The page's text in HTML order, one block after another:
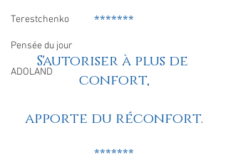
Terestchenko
Pensée du jour
ADOLAND
*******
S'autoriser à plus de
confort,
apporte du réconfort.
*******